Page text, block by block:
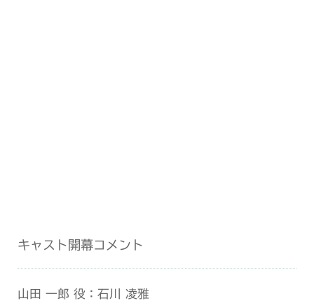
キャスト開幕コメント
山田 一郎 役：石川 凌雅